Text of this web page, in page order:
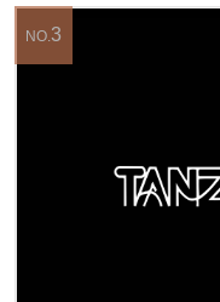
NO.3